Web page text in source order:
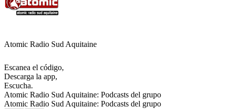
Atomic Radio Sud Aquitaine
Escanea el código,
Descarga la app,
Escucha.
Atomic Radio Sud Aquitaine: Podcasts del grupo
Atomic Radio Sud Aquitaine: Podcasts del grupo